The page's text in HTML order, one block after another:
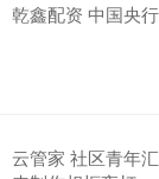
乾鑫配资 中国央
云管家 社区青年